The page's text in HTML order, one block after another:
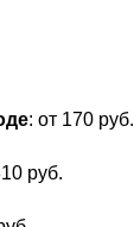
: от 170 руб.
руб.